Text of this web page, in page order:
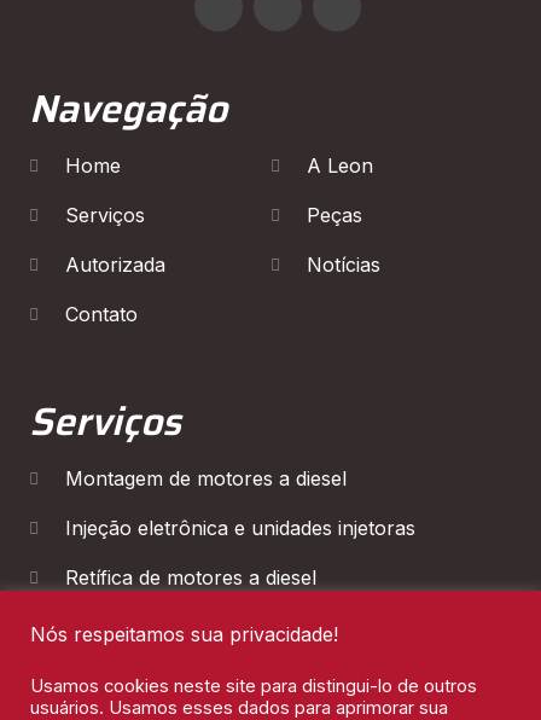
Navegação
Home A Leon
Serviços Peças
Autorizada Notícias
Contato
Serviços
Montagem de motores a diesel
Injeção eletrônica e unidades injetoras
Retífica de motores a diesel
Diagnóstico Eletrônico
Manutenção de Cambios
Nós respeitamos sua privacidade!
Usamos cookies neste site para distingui-lo de outros
usuários. Usamos esses dados para aprimorar sua